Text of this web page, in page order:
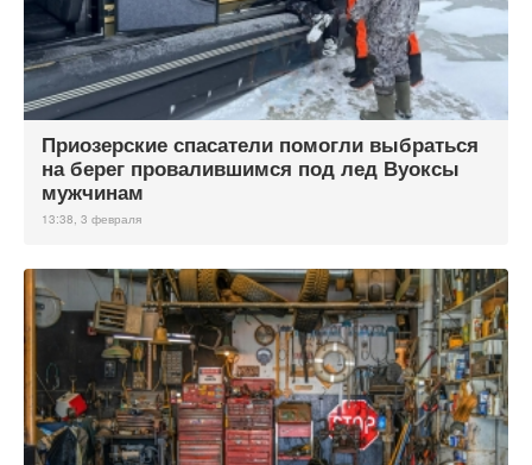
Приозерские спасатели помогли выбраться
на берег провалившимся под лед Вуоксы
мужчинам
13:38, 3 февраля